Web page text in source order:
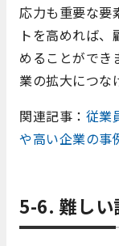
応力も重要な要
トを高めれば
めることができ
業の拡大につな
関連記事： 従業
や高い企業の事
5-6. 難しい